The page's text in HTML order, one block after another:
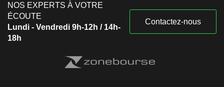
NOS EXPERTS À VOTRE
ÉCOUTE
Lundi - Vendredi 9h-12h / 14h-
18h
Contactez-nous